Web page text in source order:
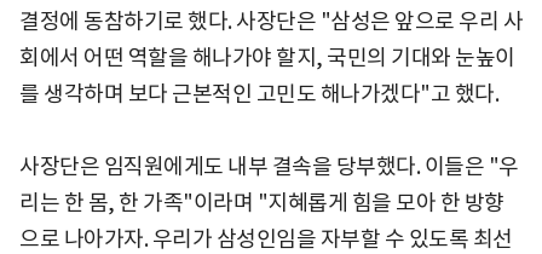
결정에 동참하기로 했다. 사장단은 "삼성은 앞으로 우리 사
회에서 어떤 역할을 해나가야 할지, 국민의 기대와 눈높이
를 생각하며 보다 근본적인 고민도 해나가겠다"고 했다.
사장단은 임직원에게도 내부 결속을 당부했다. 이들은 "우
리는 한 몸, 한 가족"이라며 "지혜롭게 힘을 모아 한 방향
으로 나아가자. 우리가 삼성인임을 자부할 수 있도록 최선